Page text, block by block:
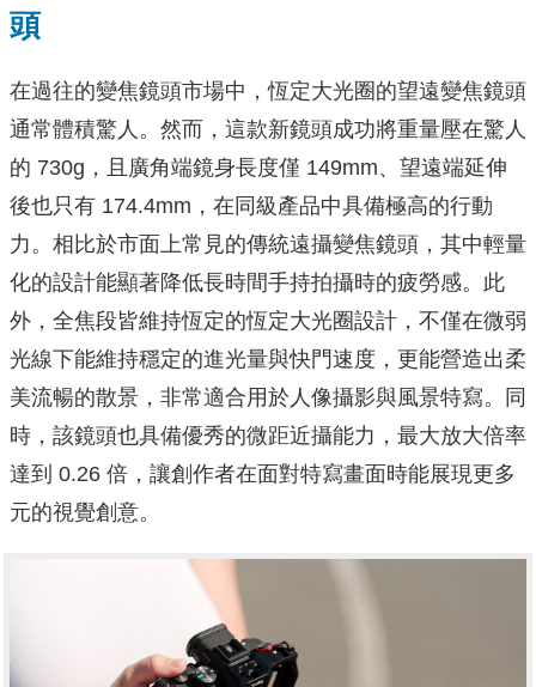
頭
在過往的變焦鏡頭市場中，恆定大光圈的望遠變焦鏡頭
通常體積驚人。然而，這款新鏡頭成功將重量壓在驚人
的 730g，且廣角端鏡身長度僅 149mm、望遠端延伸
後也只有 174.4mm，在同級產品中具備極高的行動
力。相比於市面上常見的傳統遠攝變焦鏡頭，其中輕量
化的設計能顯著降低長時間手持拍攝時的疲勞感。此
外，全焦段皆維持恆定的恆定大光圈設計，不僅在微弱
光線下能維持穩定的進光量與快門速度，更能營造出柔
美流暢的散景，非常適合用於人像攝影與風景特寫。同
時，該鏡頭也具備優秀的微距近攝能力，最大放大倍率
達到 0.26 倍，讓創作者在面對特寫畫面時能展現更多
元的視覺創意。